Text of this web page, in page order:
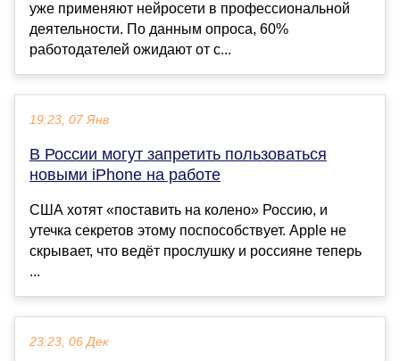
уже применяют нейросети в профессиональной
деятельности. По данным опроса, 60%
работодателей ожидают от с...
19:23, 07 Янв
В России могут запретить пользоваться
новыми iPhone на работе
США хотят «поставить на колено» Россию, и
утечка секретов этому поспособствует. Apple не
скрывает, что ведёт прослушку и россияне теперь
...
23:23, 06 Дек